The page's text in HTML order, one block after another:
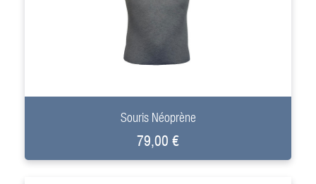
+
Souris Néoprène
79,00 €